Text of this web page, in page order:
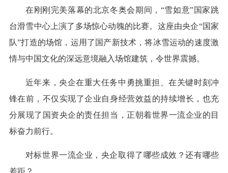
在刚刚完美落幕的北京冬奥会期间，“雪如意”国家跳
台滑雪中心上演了多场惊心动魄的比赛。这座由央企“国家
队”打造的场馆，运用了国产新技术，将冰雪运动的速度激
情与中国文化的深远意境融入场馆建筑，令世界震撼。
近年来，央企在重大任务中勇挑重担、在关键时刻冲
锋在前，不仅实现了企业自身经营效益的持续增长，也充
分展现了国资央企的责任担当，正朝着世界一流企业的目
标奋力前行。
对标世界一流企业，央企取得了哪些成效？还有哪些